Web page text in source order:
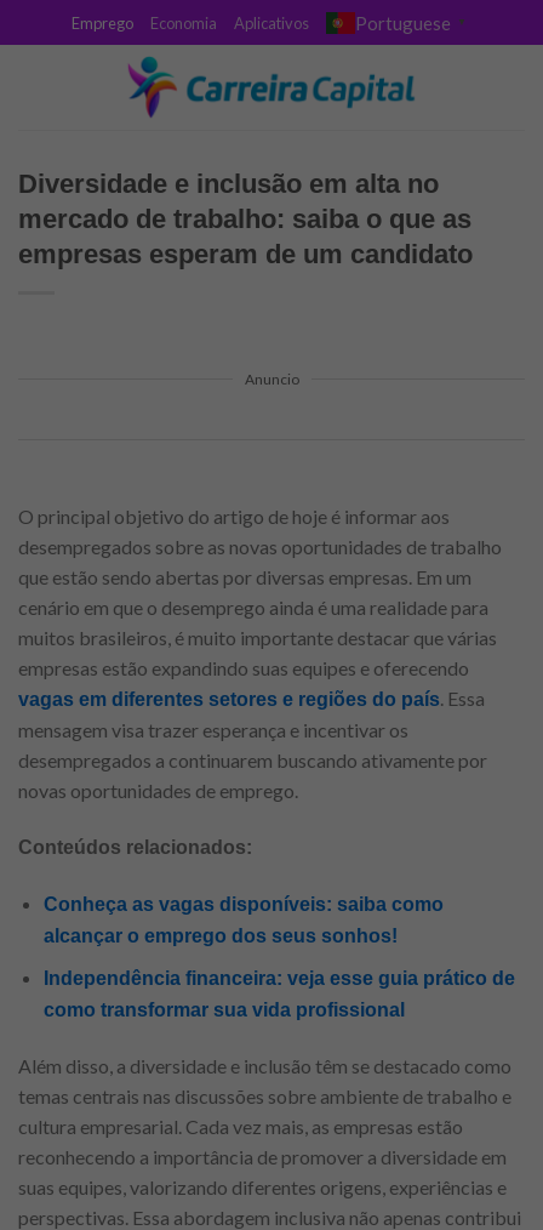
to
Emprego Economia Aplicativos Portuguese ▼
Diversidade e inclusão em alta no
mercado de trabalho: saiba o que as
empresas esperam de um candidato
Anuncio
O principal objetivo do artigo de hoje é informar aos
desempregados sobre as novas oportunidades de trabalho
que estão sendo abertas por diversas empresas. Em um
cenário em que o desemprego ainda é uma realidade para
muitos brasileiros, é muito importante destacar que várias
empresas estão expandindo suas equipes e oferecendo
vagas em diferentes setores e regiões do país. Essa
mensagem visa trazer esperança e incentivar os
desempregados a continuarem buscando ativamente por
novas oportunidades de emprego.
Conteúdos relacionados:
Conheça as vagas disponíveis: saiba como
alcançar o emprego dos seus sonhos!
Independência financeira: veja esse guia prático de
como transformar sua vida profissional
Além disso, a diversidade e inclusão têm se destacado como
temas centrais nas discussões sobre ambiente de trabalho e
cultura empresarial. Cada vez mais, as empresas estão
reconhecendo a importância de promover a diversidade em
suas equipes, valorizando diferentes origens, experiências e
perspectivas. Essa abordagem inclusiva não apenas contribui